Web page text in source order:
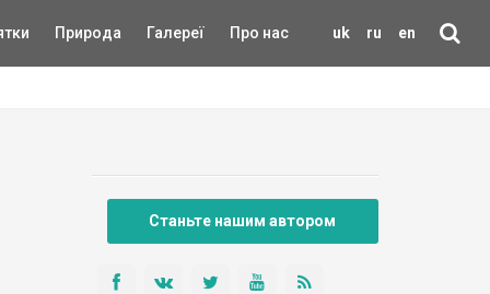
uk ru en
Природа Галереї Про нас
Станьте нашим автором